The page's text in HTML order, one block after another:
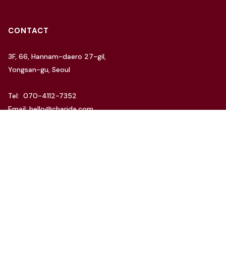
CONTACT
3F, 66, Hannam-daero 27-gil,
Yongsan-gu, Seoul
Tel: 070-4112-7352
Email: hello@charida.com